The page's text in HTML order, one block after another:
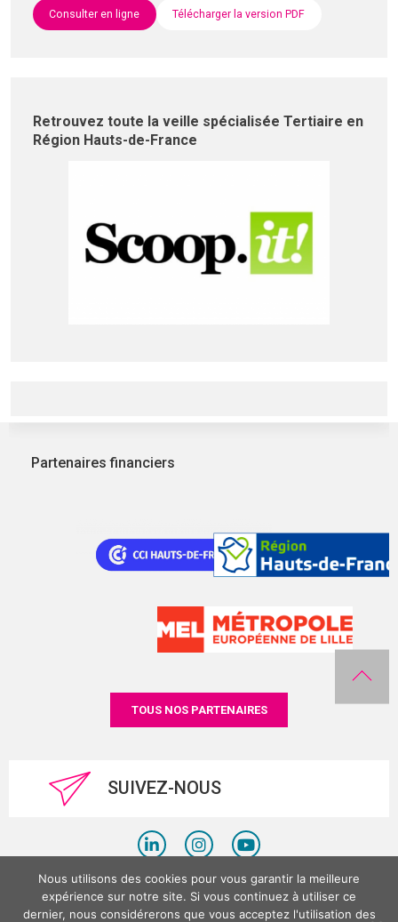
Consulter en ligne Télécharger la version PDF
Retrouvez toute la veille spécialisée Tertiaire en
Région Hauts-de-France
Partenaires financiers
TOUS NOS PARTENAIRES
SUIVEZ-NOUS
Politique de confidentialité
Mentions légales
Nous utilisons des cookies pour vous garantir la meilleure
expérience sur notre site. Si vous continuez à utiliser ce
dernier, nous considérerons que vous acceptez l'utilisation des